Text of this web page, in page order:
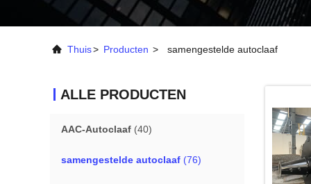
Thuis> Producten > samengestelde autoclaaf
ALLE PRODUCTEN
AAC-Autoclaaf (40)
samengestelde autoclaaf (76)